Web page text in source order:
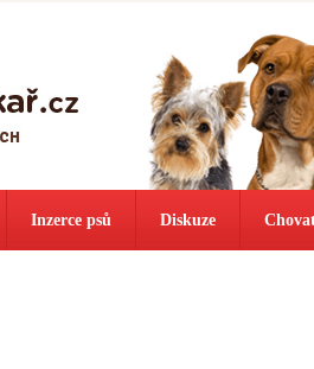
Inzerce psů Diskuze